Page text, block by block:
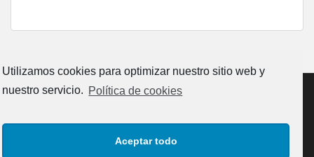
Utilizamos cookies para optimizar nuestro sitio web y
nuestro servicio. Política de cookies
Aceptar todo
Adopcion
Busco casa de acogida para mi perrita ya que por temas de trabajo